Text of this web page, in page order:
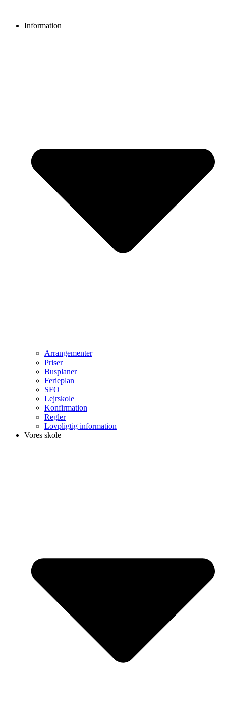
indholdInformation
Arrangementer
Priser
Busplaner
Ferieplan
SFO
Lejrskole
Konfirmation
Regler
Lovpligtig information
Vores skole